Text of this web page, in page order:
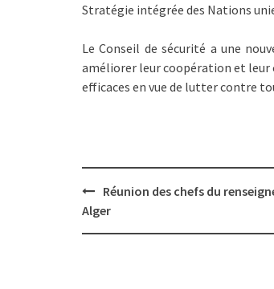
Stratégie intégrée des Nations
Le Conseil de sécurité a une
améliorer leur coopération et
efficaces en vue de lutter contre
Post
navigation
Réunion des chefs du
Alger